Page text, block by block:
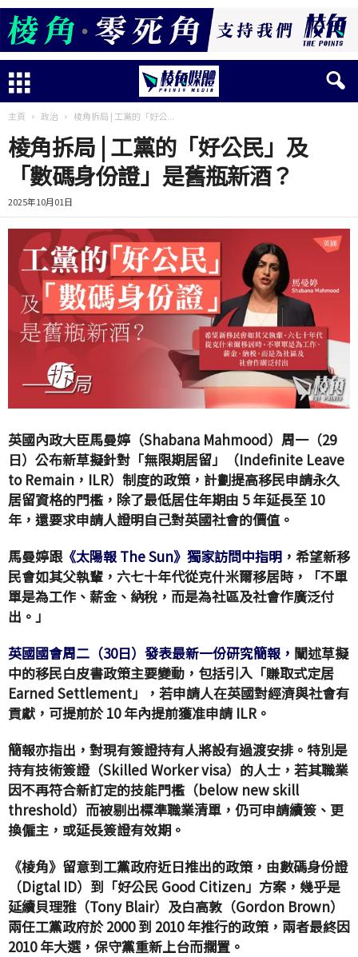
主頁 政治 棱角拆局 | 工黨的「好公...
棱角拆局 | 工黨的「好公民」及
「數碼身份證」是舊瓶新酒？
2025年10月01日
英國內政大臣馬曼婷（Shabana Mahmood）周一（29
日）公布新草擬針對「無限期居留」（Indefinite Leave
to Remain，ILR）制度的政策，計劃提高移民申請永久
居留資格的門檻，除了最低居住年期由 5 年延長至 10
年，還要求申請人證明自己對英國社會的價值。
馬曼婷跟《太陽報 The Sun》獨家訪問中指明 ，希望新移
民會如其父執輩，六七十年代從克什米爾移居時，「不單
單是為工作、薪金、納稅，而是為社區及社會作廣泛付
出。」
英國國會周二（30日）發表最新一份研究簡報， 闡述草擬
中的移民白皮書政策主要變動，包括引入「賺取式定居
Earned Settlement」，若申請人在英國對經濟與社會有
貢獻，可提前於 10 年內提前獲准申請 ILR。
簡報亦指出，對現有簽證持有人將設有過渡安排。特別是
持有技術簽證（Skilled Worker visa）的人士，若其職業
因不再符合新訂定的技能門檻（below new skill
threshold）而被剔出標準職業清單，仍可申請續簽、更
換僱主，或延長簽證有效期。
《棱角》留意到工黨政府近日推出的政策，由數碼身份證
（Digtal ID）到「好公民 Good Citizen」方案，幾乎是
延續貝理雅（Tony Blair）及白高敦（Gordon Brown）
兩任工黨政府於 2000 到 2010 年推行的政策，兩者最終因
2010 年大選，保守黨重新上台而擱置。